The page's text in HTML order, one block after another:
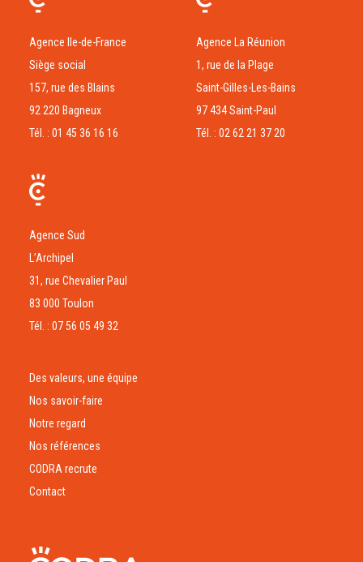
Agence Ile-de-France
Siège social
157, rue des Blains
92 220 Bagneux
Tél. : 01 45 36 16 16
Agence La Réunion
1, rue de la Plage
Saint-Gilles-Les-Bains
97 434 Saint-Paul
Tél. : 02 62 21 37 20
Agence Sud
L’Archipel
31, rue Chevalier Paul
83 000 Toulon
Tél. : 07 56 05 49 32
Des valeurs, une équipe
Nos savoir-faire
Notre regard
Nos références
CODRA recrute
Contact